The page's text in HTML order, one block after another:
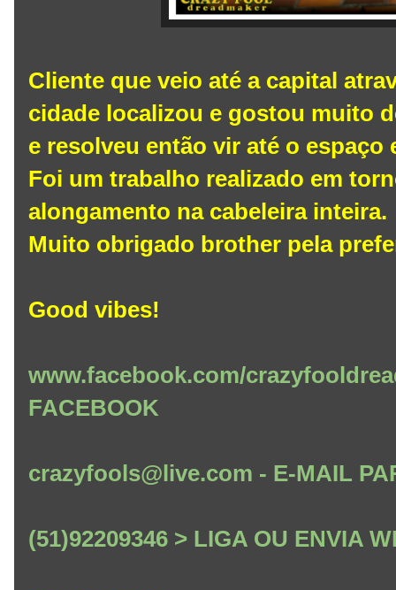
Cliente que veio até a capital
cidade localizou e gostou muito
e resolveu então vir até o espaço
Foi um trabalho realizado em
alongamento na cabeleira inteira.
Muito obrigado brother pela
Good vibes!
www.facebook.com/
FACEBOOK
crazyfools@live.com - E-MAIL
(51)92209346 > LIGA OU ENVIA